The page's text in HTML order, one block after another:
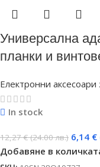
Универсална
планки и
Електронни аксесоари
In stock
12,27€ (24.00 лв.) 6,14 €
Добавяне в